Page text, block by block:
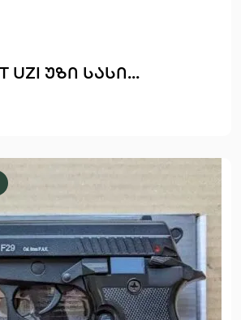
UZI უზი სასი...